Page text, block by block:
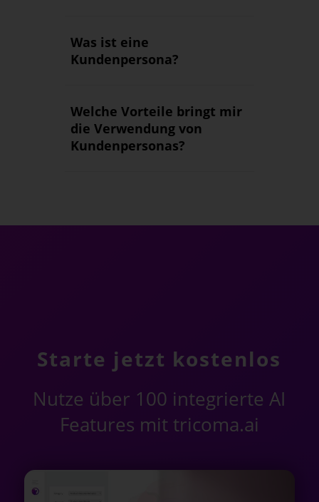
Was ist eine
Kundenpersona?
Welche Vorteile bringt mir
die Verwendung von
Kundenpersonas?
Starte jetzt kostenlos
Nutze über 100 integrierte AI
Features mit tricoma.ai